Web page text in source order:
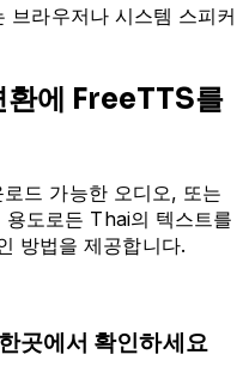
라우저나 시스템 스피커
에 FreeTTS를
드 가능한 오디오, 또는
도로든 Thai의 텍스트를
방법을 제공합니다.
곳에서 확인하세요